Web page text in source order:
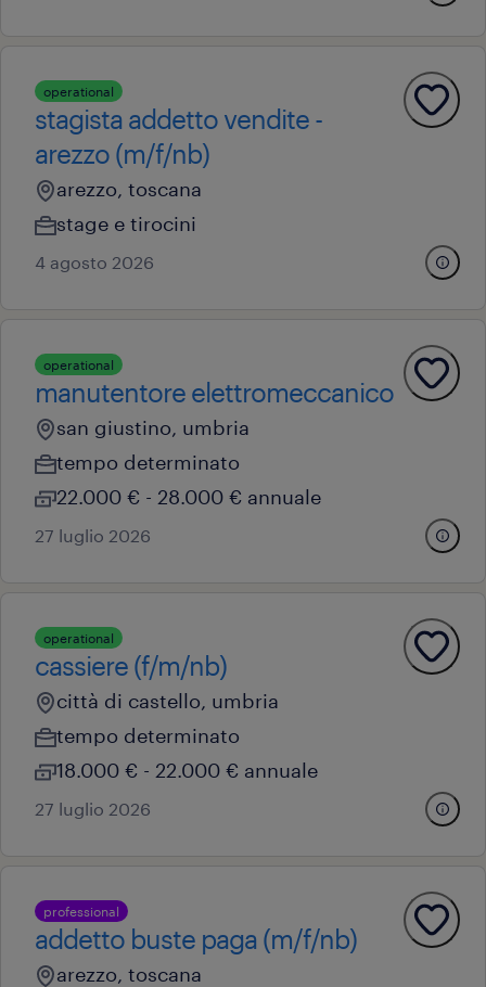
operational
stagista addetto vendite -
arezzo (m/f/nb)
arezzo, toscana
stage e tirocini
4 agosto 2026
operational
manutentore elettromeccanico
san giustino, umbria
tempo determinato
22.000 € - 28.000 € annuale
27 luglio 2026
operational
cassiere (f/m/nb)
città di castello, umbria
tempo determinato
18.000 € - 22.000 € annuale
27 luglio 2026
professional
addetto buste paga (m/f/nb)
arezzo, toscana